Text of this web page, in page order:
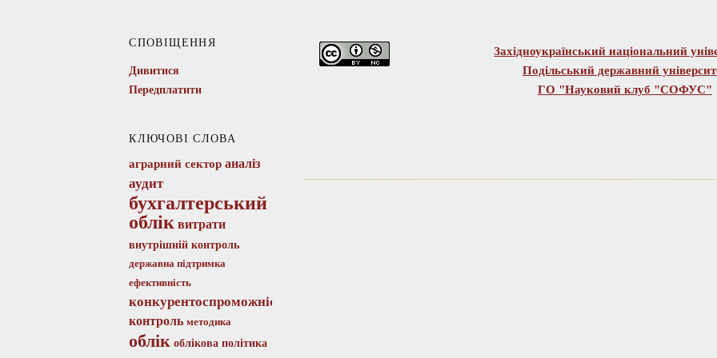
СПОВІЩЕННЯ
Дивитися
Передплатити
КЛЮЧОВІ СЛОВА
аграрний сектор аналіз
аудит
бухгалтерський
облік витрати
внутрішній контроль
державна підтримка
ефективність
конкурентоспроможність
контроль методика
облік облікова політика
Західноукраїнський національний
Подільський державний
ГО "Науковий клуб "СОФУС"